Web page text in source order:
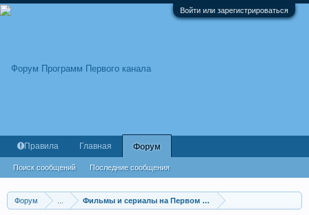
Войти или зарегистрироваться
Форум Фильмы и сериалы на Первом канале
Правила Главная Форум
Поиск сообщений Последние сообщения